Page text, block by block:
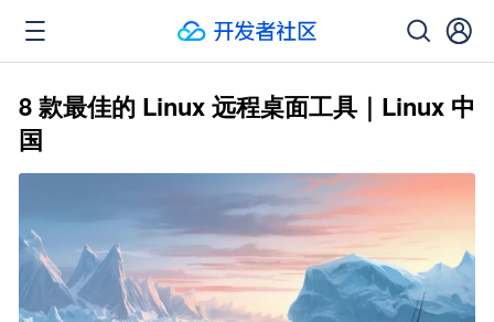
8 款最佳的 Linux 远程桌面工具｜Linux 中
国